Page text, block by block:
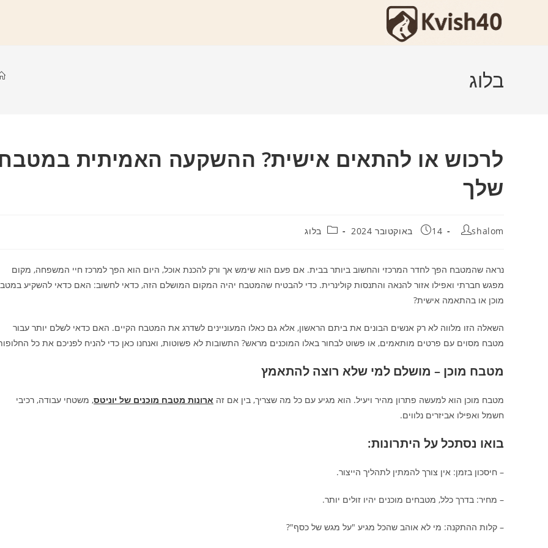
בלוג
לרכוש או להתאים אישית? ההשקעה האמיתית
שלך
מחבר:
shalom פורסם: 14 באוקטובר 2024 קטגוריה:
בלוג
נראה שהמטבח הפך לחדר המרכזי והחשוב ביותר בבית. אם פעם הוא שימש אך ורק להכנת אוכל, היום הוא הפך למרכז חיי המשפחה, מקום
מפגש חברתי ואפילו אזור להנאה והתנסות קולינרית. כדי להבטיח שהמטבח יהיה המקום המושלם הזה, כדאי לחשוב: האם כדאי להשקיע
מוכן או בהתאמה אישית?
השאלה הזו מלווה לא רק אנשים הבונים את ביתם הראשון, אלא גם כאלו המעוניינים לשדרג את המטבח הקיים. האם כדאי לשלם יותר עבור
מטבח מסוים עם פרטים מותאמים, או פשוט לבחור באלו המוכנים מראש? התשובות לא פשוטות, ואנחנו כאן כדי להניח לפניכם את כל
מטבח מוכן – מושלם למי שלא רוצה להתאמץ
מטבח מוכן הוא למעשה פתרון מהיר ויעיל. הוא מגיע עם כל מה שצריך, בין אם זה ארונות מטבח מוכנים של יוניטס, משטחי עבודה, רכיבי
חשמל ואפילו אביזרים נלווים.
בואו נסתכל על היתרונות:
– חיסכון בזמן: אין צורך להמתין לתהליך הייצור.
– מחיר: בדרך כלל, מטבחים מוכנים יהיו זולים יותר.
– קלות ההתקנה: מי לא אוהב שהכל מגיע "על מגש של כסף"?